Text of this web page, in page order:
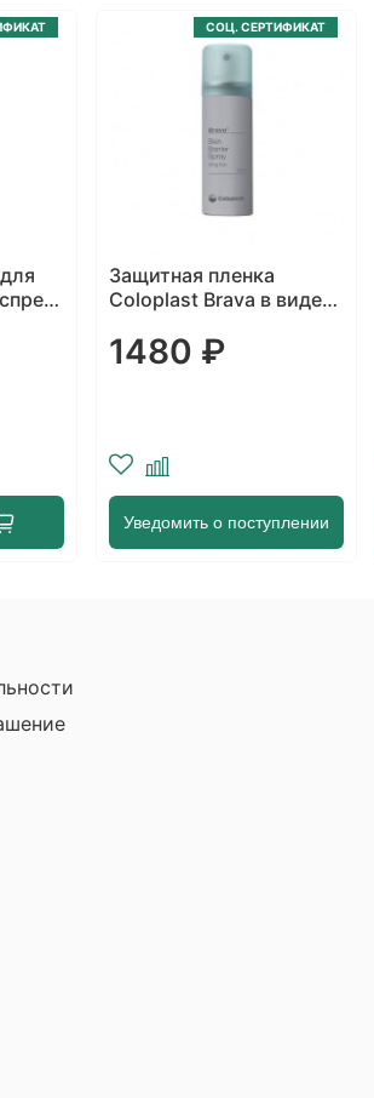
СОЦ. СЕРТИФИКАТ
Защитная пленка
Coloplast Brava в виде
1480 ₽
Уведомить о поступлении